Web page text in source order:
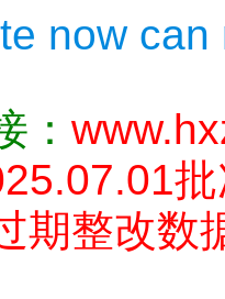
now
：
期整改数